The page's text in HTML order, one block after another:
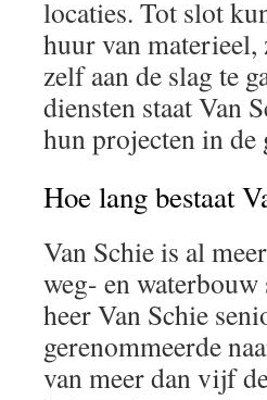
locaties. Tot slot
huur van materieel,
zelf aan de slag te
diensten staat Van
hun projecten in de
Hoe lang bestaat
Van Schie is al
weg- en
heer Van Schie
gerenommeerde
van meer dan vijf